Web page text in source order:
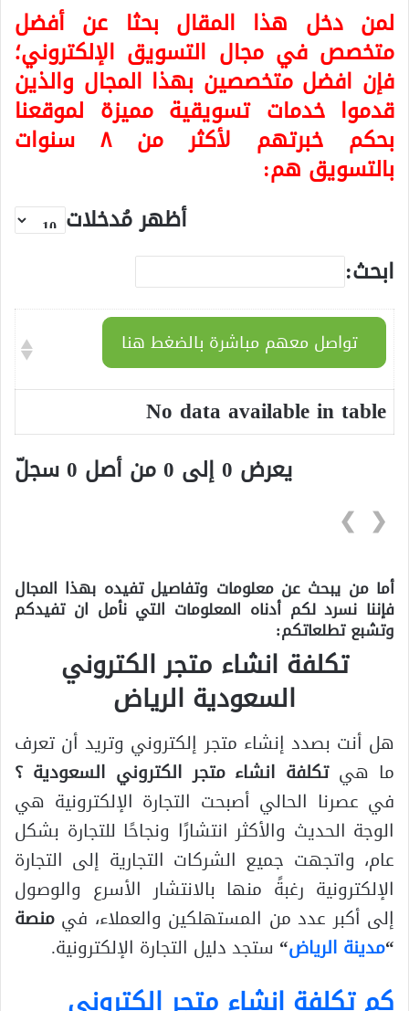
لمن دخل هذا المقال بحثا عن أفضل
متخصص في مجال التسويق الإلكتروني؛
فإن افضل متخصصين بهذا المجال والذين
قدموا خدمات تسويقية مميزة لموقعنا
بحكم خبرتهم لأكثر من ٨ سنوات
بالتسويق هم:
أظهر مُدخلات
ابحث:
تواصل معهم مباشرة بالضغط هنا
No data available in table
يعرض 0 إلى 0 من أصل 0 سجلّ
❮
❯
أما من يبحث عن معلومات وتفاصيل تفيده بهذا المجال
فإننا نسرد لكم أدناه المعلومات التي نأمل ان تفيدكم
وتشبع تطلعاتكم:
تكلفة انشاء متجر الكتروني
السعودية الرياض
هل أنت بصدد إنشاء متجر إلكتروني وتريد أن تعرف
ما هيتكلفة انشاء متجر الكتروني السعودية ؟
في عصرنا الحالي أصبحت التجارة الإلكترونية هي
الوجة الحديث والأكثر انتشارًا ونجاحًا للتجارة بشكل
عام، واتجهت جميع الشركات التجارية إلى التجارة
الإلكترونية رغبةً منها بالانتشار الأسرع والوصول
إلى أكبر عدد من المستهلكين والعملاء، في منصة
“مدينة الرياض“ ستجد دليل التجارة الإلكترونية.